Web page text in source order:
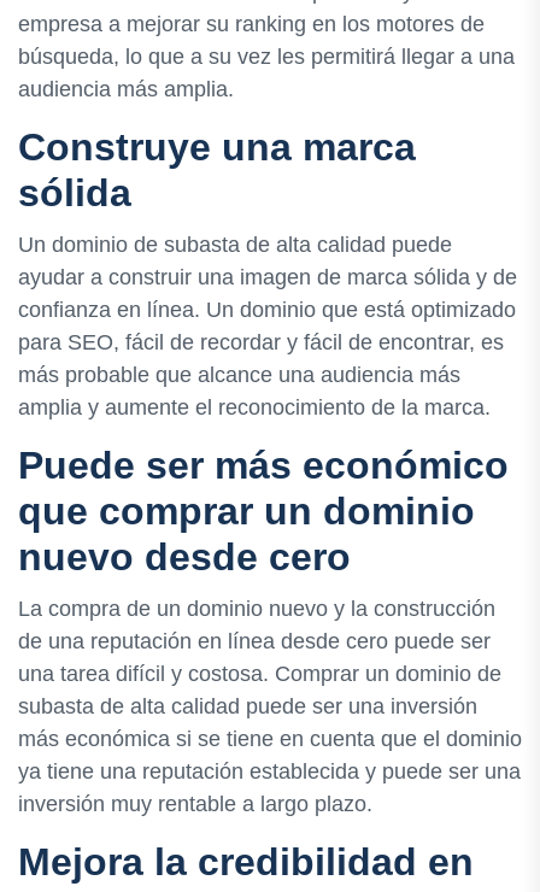
empresa a mejorar su ranking en los motores de
búsqueda, lo que a su vez les permitirá llegar a una
audiencia más amplia.
Construye una marca
sólida
Un dominio de subasta de alta calidad puede
ayudar a construir una imagen de marca sólida y de
confianza en línea. Un dominio que está optimizado
para SEO, fácil de recordar y fácil de encontrar, es
más probable que alcance una audiencia más
amplia y aumente el reconocimiento de la marca.
Puede ser más económico
que comprar un dominio
nuevo desde cero
La compra de un dominio nuevo y la construcción
de una reputación en línea desde cero puede ser
una tarea difícil y costosa. Comprar un dominio de
subasta de alta calidad puede ser una inversión
más económica si se tiene en cuenta que el dominio
ya tiene una reputación establecida y puede ser una
inversión muy rentable a largo plazo.
Mejora la credibilidad en